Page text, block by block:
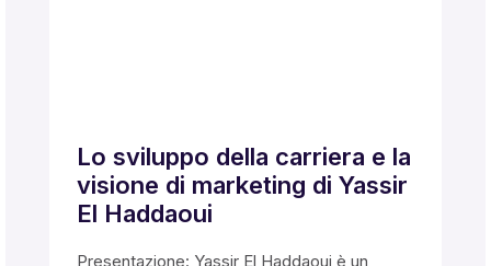
Lo sviluppo della carriera e la
visione di marketing di Yassir
El Haddaoui
Presentazione: Yassir El Haddaoui è un